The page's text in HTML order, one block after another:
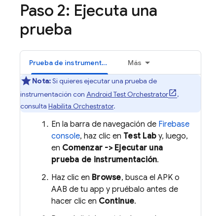
Paso 2: Ejecuta una
prueba
Prueba de instrumentación Más
Nota:Si quieres ejecutar una prueba de
instrumentación con Android Test Orchestrator
,
consulta Habilita Orchestrator.
En la barra de navegación de Firebase
console, haz clic en Test Lab y, luego,
en Comenzar -> Ejecutar una
prueba de instrumentación.
Haz clic en Browse, busca el APK o
AAB de tu app y pruébalo antes de
hacer clic en Continue.